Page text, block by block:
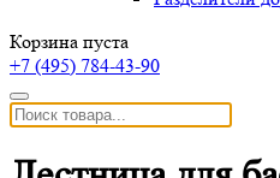
Корзина пуста
+7 (495) 784-43-90